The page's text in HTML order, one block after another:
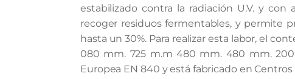
estabilizado contra la radiación U.V. y
recoger residuos fermentables, y permite
hasta un 30%. Para realizar esta labor, el
080 mm. 725 m.m 480 mm. 480 mm. 200
Europea EN 840 y está fabricado en Centros